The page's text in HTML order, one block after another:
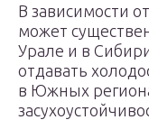
В зависимости
может
Урале и в
отдавать
в Южных